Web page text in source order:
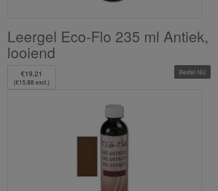
Leergel Eco-Flo 235 ml Antiek,
looiend
€19,21
(€15,88 excl.)
Bestel NU